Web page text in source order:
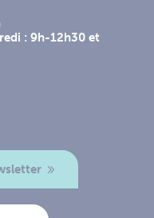
: 9h-12h30 et